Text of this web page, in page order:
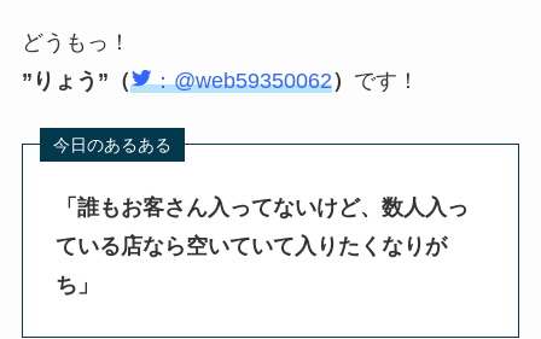
どうもっ！
”りょう”（
：@web59350062） です！
「誰もお客さん入ってないけど、数人入っ
ている店なら空いていて入りたくなりが
ち 」